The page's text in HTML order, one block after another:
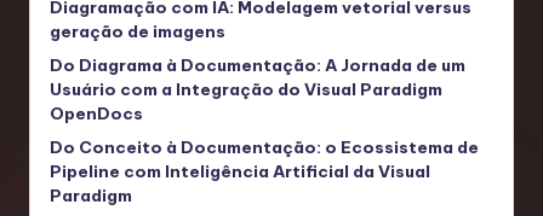
Diagramação com IA: Modelagem vetorial versus
geração de imagens
Do Diagrama à Documentação: A Jornada de um
Usuário com a Integração do Visual Paradigm
OpenDocs
Do Conceito à Documentação: o Ecossistema de
Pipeline com Inteligência Artificial da Visual
Paradigm